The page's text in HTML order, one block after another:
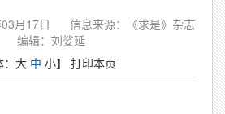
月17日
信息来源：《求是》杂志
编辑：刘娑延
大 中 小】 打印本页